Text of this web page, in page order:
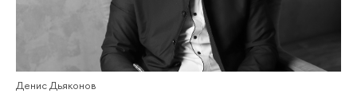
Денис Дьяконов